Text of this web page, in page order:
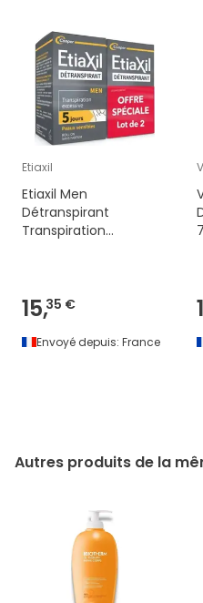
Etiaxil
Etiaxil Men
Détranspirant
Transpiration
15,35 €
Envoyé depuis: France
Autres produits de la